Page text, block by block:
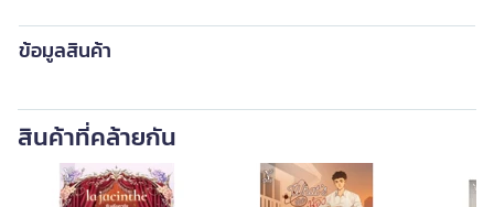
ข้อมูลสินค้า
สินค้าที่คล้ายกัน